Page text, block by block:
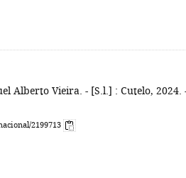
Alberto Vieira. - [S.l.] : Cutelo, 2024.
2199713